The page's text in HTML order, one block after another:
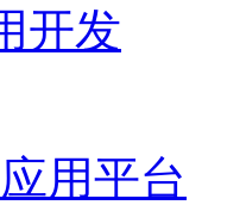
开发
用平台